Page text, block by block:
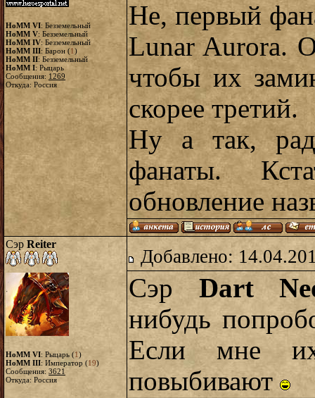
HoMM VI: Безземельный
HoMM V: Безземельный
HoMM IV: Безземельный
HoMM III: Барон (1)
HoMM II: Безземельный
HoMM I: Рыцарь
Сообщения: 1269
Откуда: Россия
Не, первый
Lunar Aurora.
чтобы их
скорее третий.
Ну а так,
фанаты.
обновление
Сэр Reiter
HoMM VI: Рыцарь (1)
HoMM III: Император (19)
Сообщения: 3621
Откуда: Россия
Добавлено:
Сэр Dart
нибудь
Если мне
повыбивают